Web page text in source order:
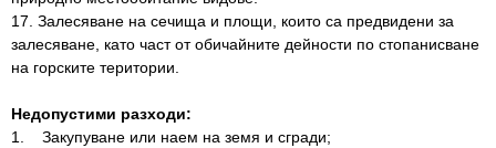
17. Залесяване на сечища и площи, които са предвидени за
залесяване, като част от обичайните дейности по стопанисване
на горските територии.
Недопустими разходи:
1. Закупуване или наем на земя и сгради;